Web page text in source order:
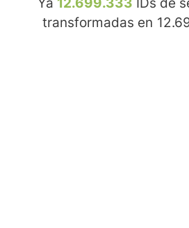
transformadas en